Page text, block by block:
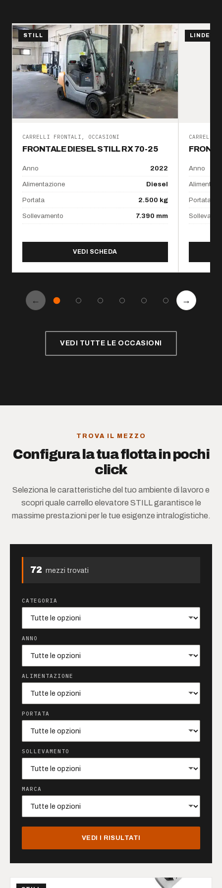
STILL
CARRELLI FRONTALI, OCCASIONI
FRONTALE DIESEL STILL RX 70-25
Anno 2022
Alimentazione Diesel
Portata 2.500 kg
Sollevamento 7.390 mm
VEDI SCHEDADI FRONTALE DIESEL STILL RX
LINDE
CARRELLI
Anno
Portata
←Mezzi precedenti →Mezzi
VEDI TUTTE LE OCCASIONI
TROVA IL MEZZO
Configura la tua flotta in pochi
click
Seleziona le caratteristiche del tuo ambiente di lavoro e
scopri quale carrello elevatore STILL garantisce le
massime prestazioni per le tue esigenze intralogistiche.
72 mezzi trovati
CATEGORIA
ANNO
ALIMENTAZIONE
PORTATA
SOLLEVAMENTO
MARCA
VEDI I RISULTATI